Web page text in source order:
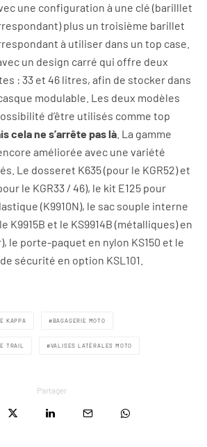
une configuration à une clé (barilllet
plus un troisième barillet
à utiliser dans un top case.
un design carré qui offre deux
: 33 et 46 litres, afin de stocker dans
modulable. Les deux modèles
d’être utilisés comme top
cela ne s’arrête pas là . La gamme
améliorée avec une variété
Le dosseret K635 (pour le KGR52) et
le KGR33 / 46), le kit E125 pour
(K9910N), le sac souple interne
K9915B et le KS9914B (métalliques) en
le porte-paquet en nylon KS150 et le
sécurité en option KSL101.
KAPPA BAGAGERIE MOTO
TRAIL VALISES LATÉRALES MOTO
Partager